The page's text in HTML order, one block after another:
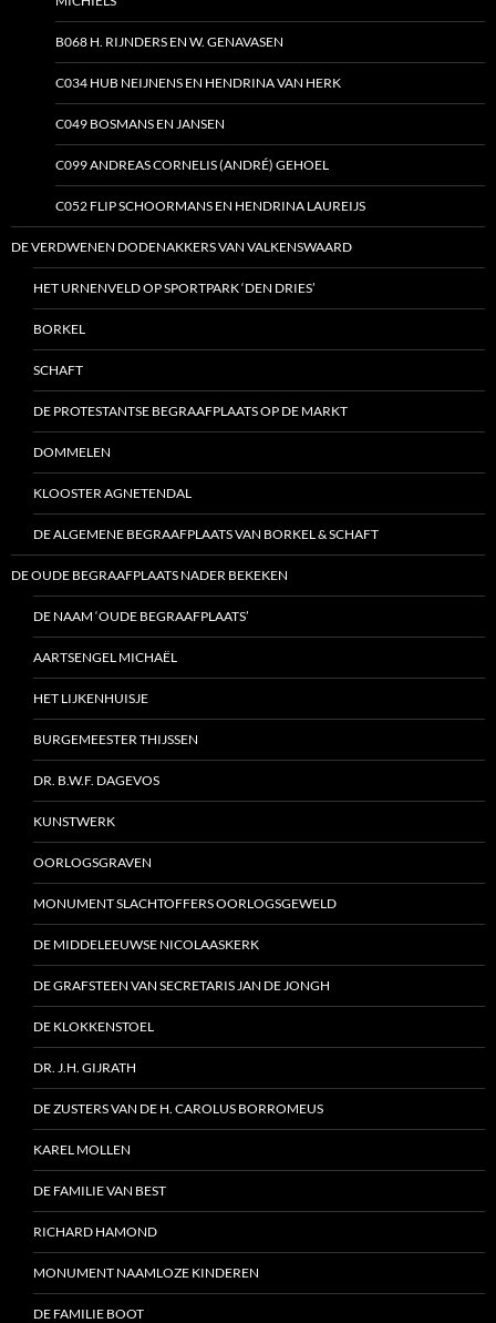
B068 H. RIJNDERS EN W. GENAVASEN
C034 HUB NEIJNENS EN HENDRINA VAN HERK
C049 BOSMANS EN JANSEN
C099 ANDREAS CORNELIS (ANDRÉ) GEHOEL
C052 FLIP SCHOORMANS EN HENDRINA LAUREIJS
DE VERDWENEN DODENAKKERS VAN VALKENSWAARD
HET URNENVELD OP SPORTPARK ‘DEN DRIES’
BORKEL
SCHAFT
DE PROTESTANTSE BEGRAAFPLAATS OP DE MARKT
DOMMELEN
KLOOSTER AGNETENDAL
DE ALGEMENE BEGRAAFPLAATS VAN BORKEL & SCHAFT
DE OUDE BEGRAAFPLAATS NADER BEKEKEN
DE NAAM ‘OUDE BEGRAAFPLAATS’
AARTSENGEL MICHAËL
HET LIJKENHUISJE
BURGEMEESTER THIJSSEN
DR. B.W.F. DAGEVOS
KUNSTWERK
OORLOGSGRAVEN
MONUMENT SLACHTOFFERS OORLOGSGEWELD
DE MIDDELEEUWSE NICOLAASKERK
DE GRAFSTEEN VAN SECRETARIS JAN DE JONGH
DE KLOKKENSTOEL
DR. J.H. GIJRATH
DE ZUSTERS VAN DE H. CAROLUS BORROMEUS
KAREL MOLLEN
DE FAMILIE VAN BEST
RICHARD HAMOND
MONUMENT NAAMLOZE KINDEREN
DE FAMILIE BOOT